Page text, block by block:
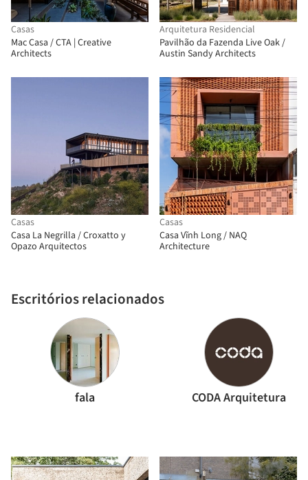
Casas
Mac Casa / CTA | Creative
Architects
Arquitetura Residencial
Pavilhão da Fazenda Live Oak /
Austin Sandy Architects
Casas
Casa La Negrilla / Croxatto y
Opazo Arquitectos
Escritórios relacionados
fala CODA Arquitetura
Casas
Casa Vĩnh Long / NAQ
Architecture